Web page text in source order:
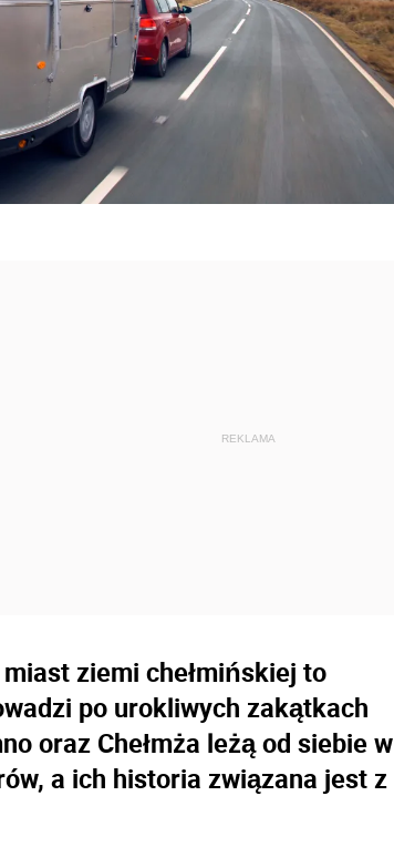
ziemi chełmińskiej to
po urokliwych zakątkach
oraz Chełmża leżą od siebie w
a ich historia związana jest z